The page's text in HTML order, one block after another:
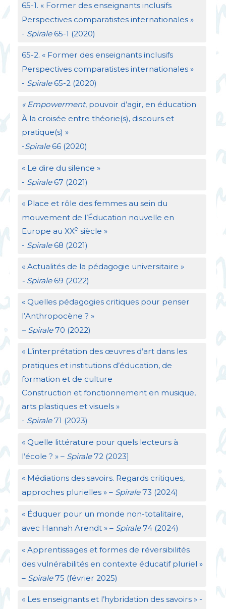
65-1. « Former des enseignants inclusifs
Perspectives comparatistes internationales »
- Spirale65-1 (2020)
65-2. « Former des enseignants inclusifs
Perspectives comparatistes internationales »
- Spirale65-2 (2020)
« Empowerment, pouvoir d’agir, en éducation
À la croisée entre théorie(s), discours et
pratique(s) »
-Spirale66 (2020)
« Le dire du silence »
- Spirale67 (2021)
« Place et rôle des femmes au sein du
mouvement de l’Éducation nouvelle en
Europe au XXe siècle »
- Spirale68 (2021)
« Actualités de la pédagogie universitaire »
- Spirale69 (2022)
« Quelles pédagogies critiques pour penser
l’Anthropocène ? »
– Spirale70 (2022)
« L’interprétation des œuvres d’art dans les
pratiques et institutions d’éducation, de
formation et de culture
Construction et fonctionnement en musique,
arts plastiques et visuels »
- Spirale71 (2023)
« Quelle littérature pour quels lecteurs à
l’école ? » – Spirale72 (2023]
« Médiations des savoirs. Regards critiques,
approches plurielles » – Spirale73 (2024)
« Éduquer pour un monde non-totalitaire,
avec Hannah Arendt » – Spirale74 (2024)
« Apprentissages et formes de réversibilités
des vulnérabilités en contexte éducatif pluriel »
– Spirale75 (février 2025)
« Les enseignants et l’hybridation des savoirs » -